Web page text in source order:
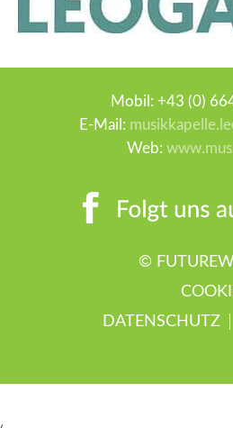
Mobil: +43 (0)
E-Mail:
Web:
©
DATENSCHUTZ